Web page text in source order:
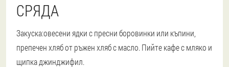
СРЯДА
Закуска:овесени ядки с пресни боровинки или къпини,
препечен хляб от ръжен хляб с масло. Пийте кафе с мляко и
щипка джинджифил.